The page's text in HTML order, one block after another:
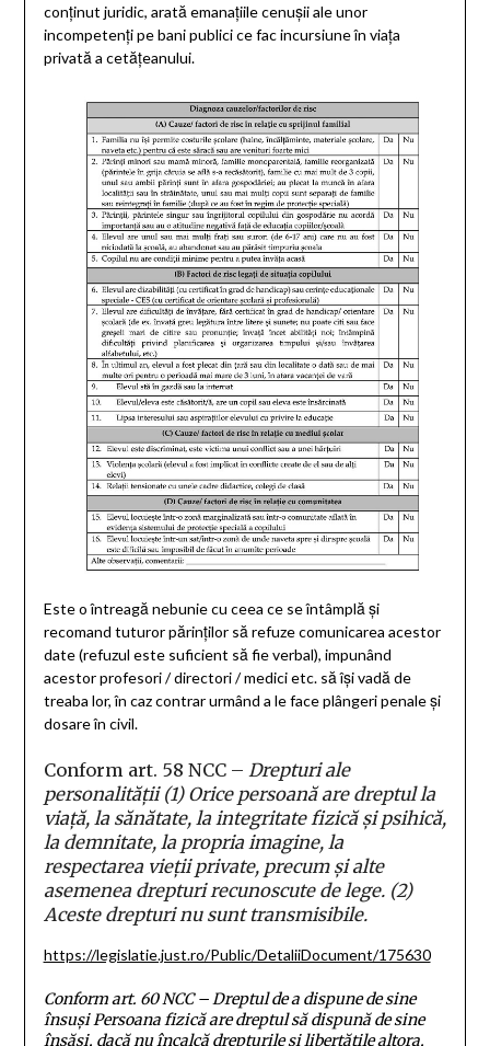
conținut juridic, arată emanațiile cenușii ale unor
incompetenți pe bani publici ce fac incursiune în viața
privată a cetățeanului.
Este o întreagă nebunie cu ceea ce se întâmplă și
recomand tuturor părinților să refuze comunicarea acestor
date (refuzul este suficient să fie verbal), impunând
acestor profesori / directori / medici etc. să își vadă de
treaba lor, în caz contrar urmând a le face plângeri penale și
dosare în civil.
Conform art. 58 NCC – Drepturi ale
personalităţii (1) Orice persoană are dreptul la
viaţă, la sănătate, la integritate fizică şi psihică,
la demnitate, la propria imagine, la
respectarea vieţii private, precum şi alte
asemenea drepturi recunoscute de lege. (2)
Aceste drepturi nu sunt transmisibile.
https://legislatie.just.ro/Public/DetaliiDocument/175630
Conform art. 60 NCC –Dreptul de a dispune de sine
însuşiPersoana fizică are dreptul să dispună de sine
însăşi, dacă nu încalcă drepturile şi libertăţile altora,